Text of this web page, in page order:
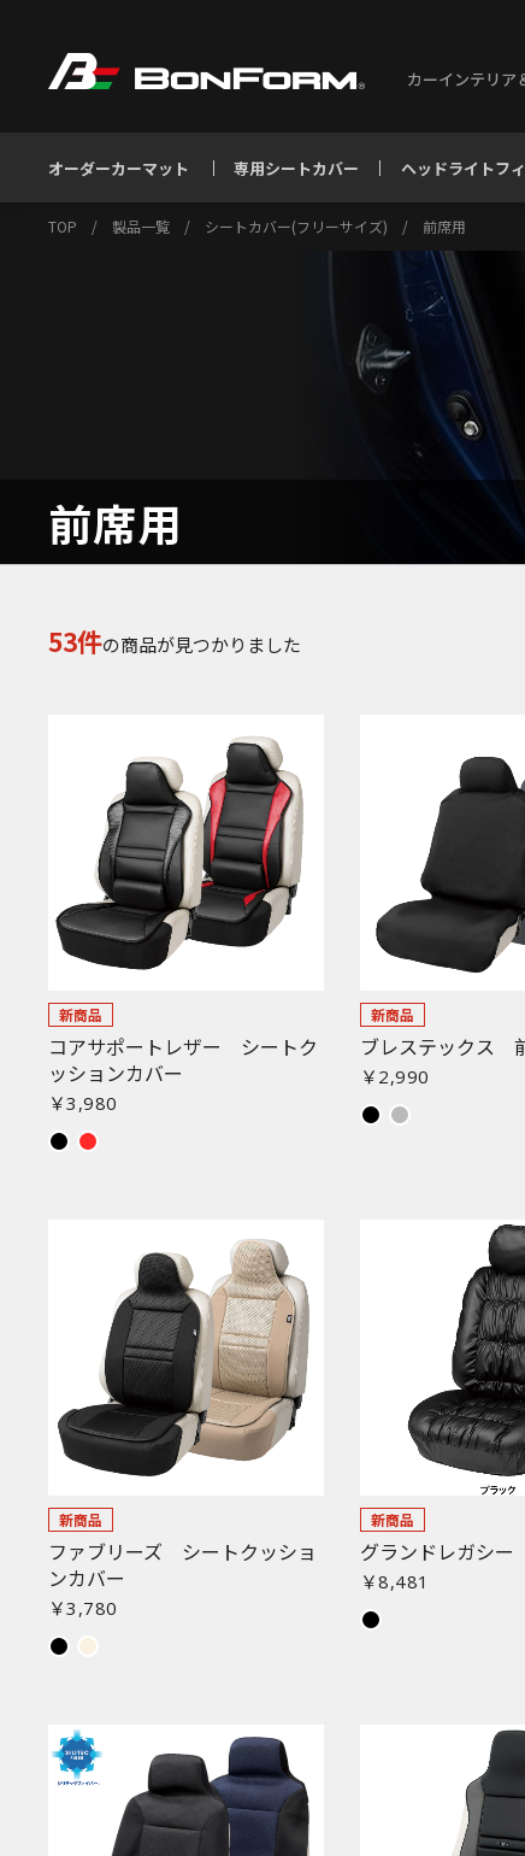
カーインテリア
オーダーカーマット 専用シートカバー ヘッドライトフ
TOP / 製品一覧 / シートカバー(フリーサイズ) / 前席用
前席用
53件の商品が見つかりました
新商品
コアサポートレザー シートク
ッションカバー
￥3,980
新商品
ブレステックス
￥2,990
新商品
ファブリーズ シートクッショ
ンカバー
￥3,780
新商品
グランドレガシ
￥8,481